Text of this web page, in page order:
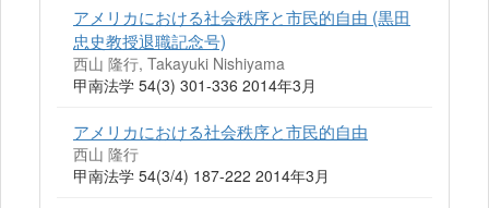
アメリカにおける社会秩序と市民的自由 (黒田
忠史教授退職記念号)
西山 隆行, Takayuki Nishiyama
甲南法学 54(3) 301-336 2014年3月
アメリカにおける社会秩序と市民的自由
西山 隆行
甲南法学 54(3/4) 187-222 2014年3月